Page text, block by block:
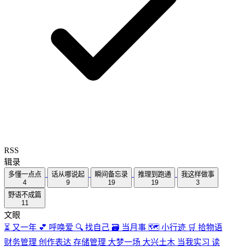
RSS
辑录
多懂一点点
4
话从哪说起
9
瞬间备忘录
19
推理到跑通
19
我这样做事
3
野语不成篇
11
文眼
⏳ 又一年 💕 呼唤爱 🔍 找自己 🗃️ 当月事 🗺 小行迹 🛒 拾物语
财务管理 创作表达 存储管理 大梦一场 大兴土木 当我实习 读